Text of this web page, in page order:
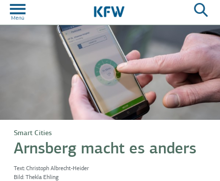
Smart Cities
Arnsberg macht es anders
Text:Christoph Albrecht-Heider
Bild: Thekla Ehling